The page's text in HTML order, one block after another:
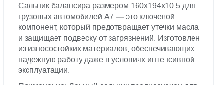
Сальник балансира размером 160х194х10,5 для
грузовых автомобилей А7 — это ключевой
компонент, который предотвращает утечки масла
и защищает подвеску от загрязнений. Изготовлен
из износостойких материалов, обеспечивающих
надежную работу даже в условиях интенсивной
эксплуатации.